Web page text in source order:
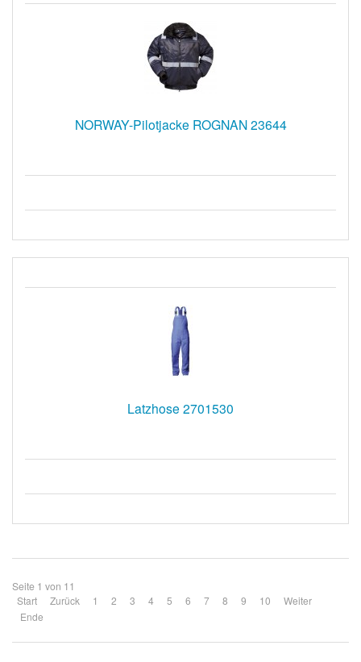
NORWAY-Pilotjacke ROGNAN 23644
Latzhose 2701530
Seite 1 von 11
Start
Zurück 1 2 3 4 5 6 7 8 9 10
Weiter
Ende